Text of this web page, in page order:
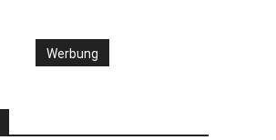
Werbung